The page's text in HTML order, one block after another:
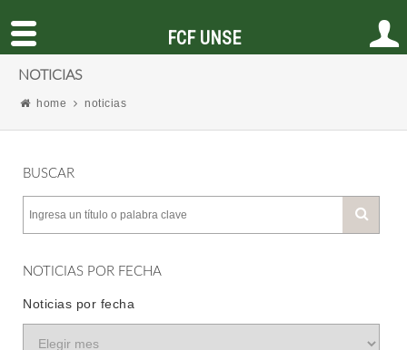
NOTICIAS
home noticias
BUSCAR
NOTICIAS POR FECHA
Noticias por fecha
FCF UNSE